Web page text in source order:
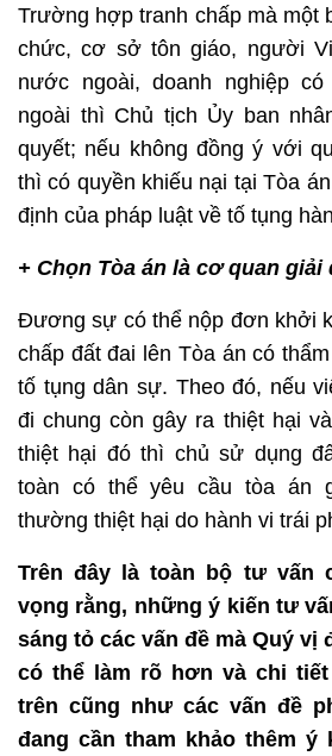
Trường hợp tranh chấp mà một
chức, cơ sở tôn giáo, người
nước ngoài, doanh nghiệp
ngoài thì Chủ tịch Ủy ban
quyết; nếu không đồng ý với
thì có quyền khiếu nại tại Tòa
định của pháp luật về tố tụng
+ Chọn Tòa án là cơ quan giải
Đương sự có thể nộp đơn khởi
chấp đất đai lên Tòa án có
tố tụng dân sự. Theo đó, nếu
đi chung còn gây ra thiệt hại
thiệt hại đó thì chủ sử dụng
toàn có thể yêu cầu tòa án
thường thiệt hại do hành vi trái
Trên đây là toàn bộ tư vấn
vọng rằng, những ý kiến tư
sáng tỏ các vấn đề mà Quý vị
có thể làm rõ hơn và chi
trên cũng như các vấn đề
đang cần tham khảo thêm ý